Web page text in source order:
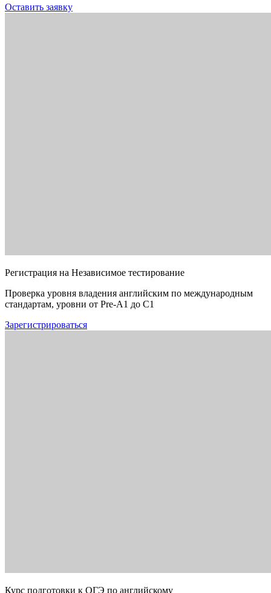
Оставить заявку
Регистрация на Независимое тестирование
Проверка уровня владения английским по международным
стандартам, уровни от Pre-A1 до C1
Зарегистрироваться
Курс подготовки к ОГЭ по английскому